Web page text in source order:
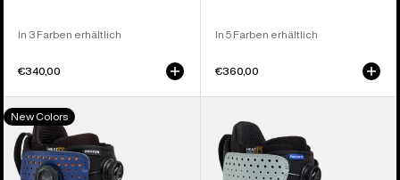
In 3 Farben erhältlich
€340,00
In 5 Farben erhältlich
€360,00
Burton
Photon
BOA®
Snowboardboots
New Colors
Photon
Step
On®